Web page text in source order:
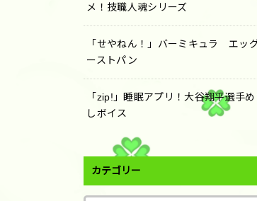
メ！技職人魂シリーズ
「せやねん！」バーミキュラ エッ
ーストパン
「zip!」睡眠アプリ！大谷翔平選手め
しボイス
カテゴリー